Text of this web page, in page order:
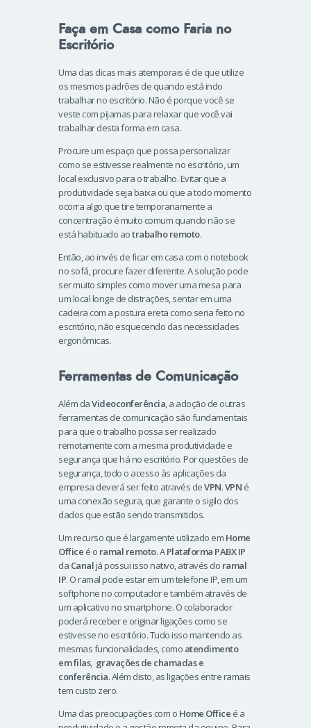
Faça em Casa como Faria no
Escritório
Uma das dicas mais atemporais é de que utilize
os mesmos padrões de quando está indo
trabalhar no escritório. Não é porque você se
veste com pijamas para relaxar que você vai
trabalhar desta forma em casa.
Procure um espaço que possa personalizar
como se estivesse realmente no escritório, um
local exclusivo para o trabalho. Evitar que a
produtividade seja baixa ou que a todo momento
ocorra algo que tire temporariamente a
concentração é muito comum quando não se
está habituado aotrabalho remoto.
Então, ao invés de ficar em casa com o notebook
no sofá, procure fazer diferente. A solução pode
ser muito simples como mover uma mesa para
um local longe de distrações, sentar em uma
cadeira com a postura ereta como seria feito no
escritório, não esquecendo das necessidades
ergonômicas.
Ferramentas de Comunicação
Além daVideoconferência, a adoção de outras
ferramentas de comunicação são fundamentais
para que o trabalho possa ser realizado
remotamente com a mesma produtividade e
segurança que há no escritório. Por questões de
segurança, todo o acesso às aplicações da
empresa deverá ser feito através deVPN.VPN é
uma conexão segura, que garante o sigilo dos
dados que estão sendo transmitidos.
Um recurso que é largamente utilizado em Home
Office é o ramal remoto. APlataforma PABX IP
da Canaljá possui isso nativo, através do ramal
IP. O ramal pode estar em um telefone IP, em um
softphone no computador e também através de
um aplicativo no smartphone. O colaborador
poderá receber e originar ligações como se
estivesse no escritório. Tudo isso mantendo as
mesmas funcionalidades, como atendimento
em filas, gravações de chamadas e
conferência. Além disto, as ligações entre ramais
tem custo zero.
Uma das preocupações com o Home Office é a